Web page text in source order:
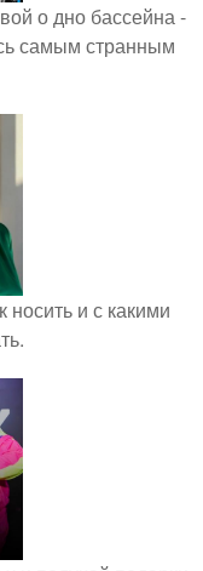
о дно бассейна -
самым странным
носить и с какими